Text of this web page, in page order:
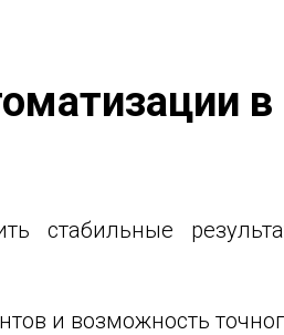
в
стабильные
и возможность